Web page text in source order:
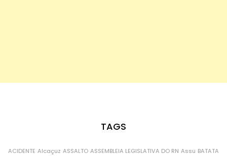
TAGS
ACIDENTE Alcaçuz ASSALTO ASSEMBLEIA LEGISLATIVA DO RN Assu BATATA